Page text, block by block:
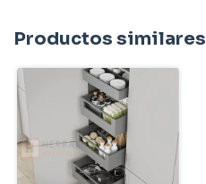
Productos similares